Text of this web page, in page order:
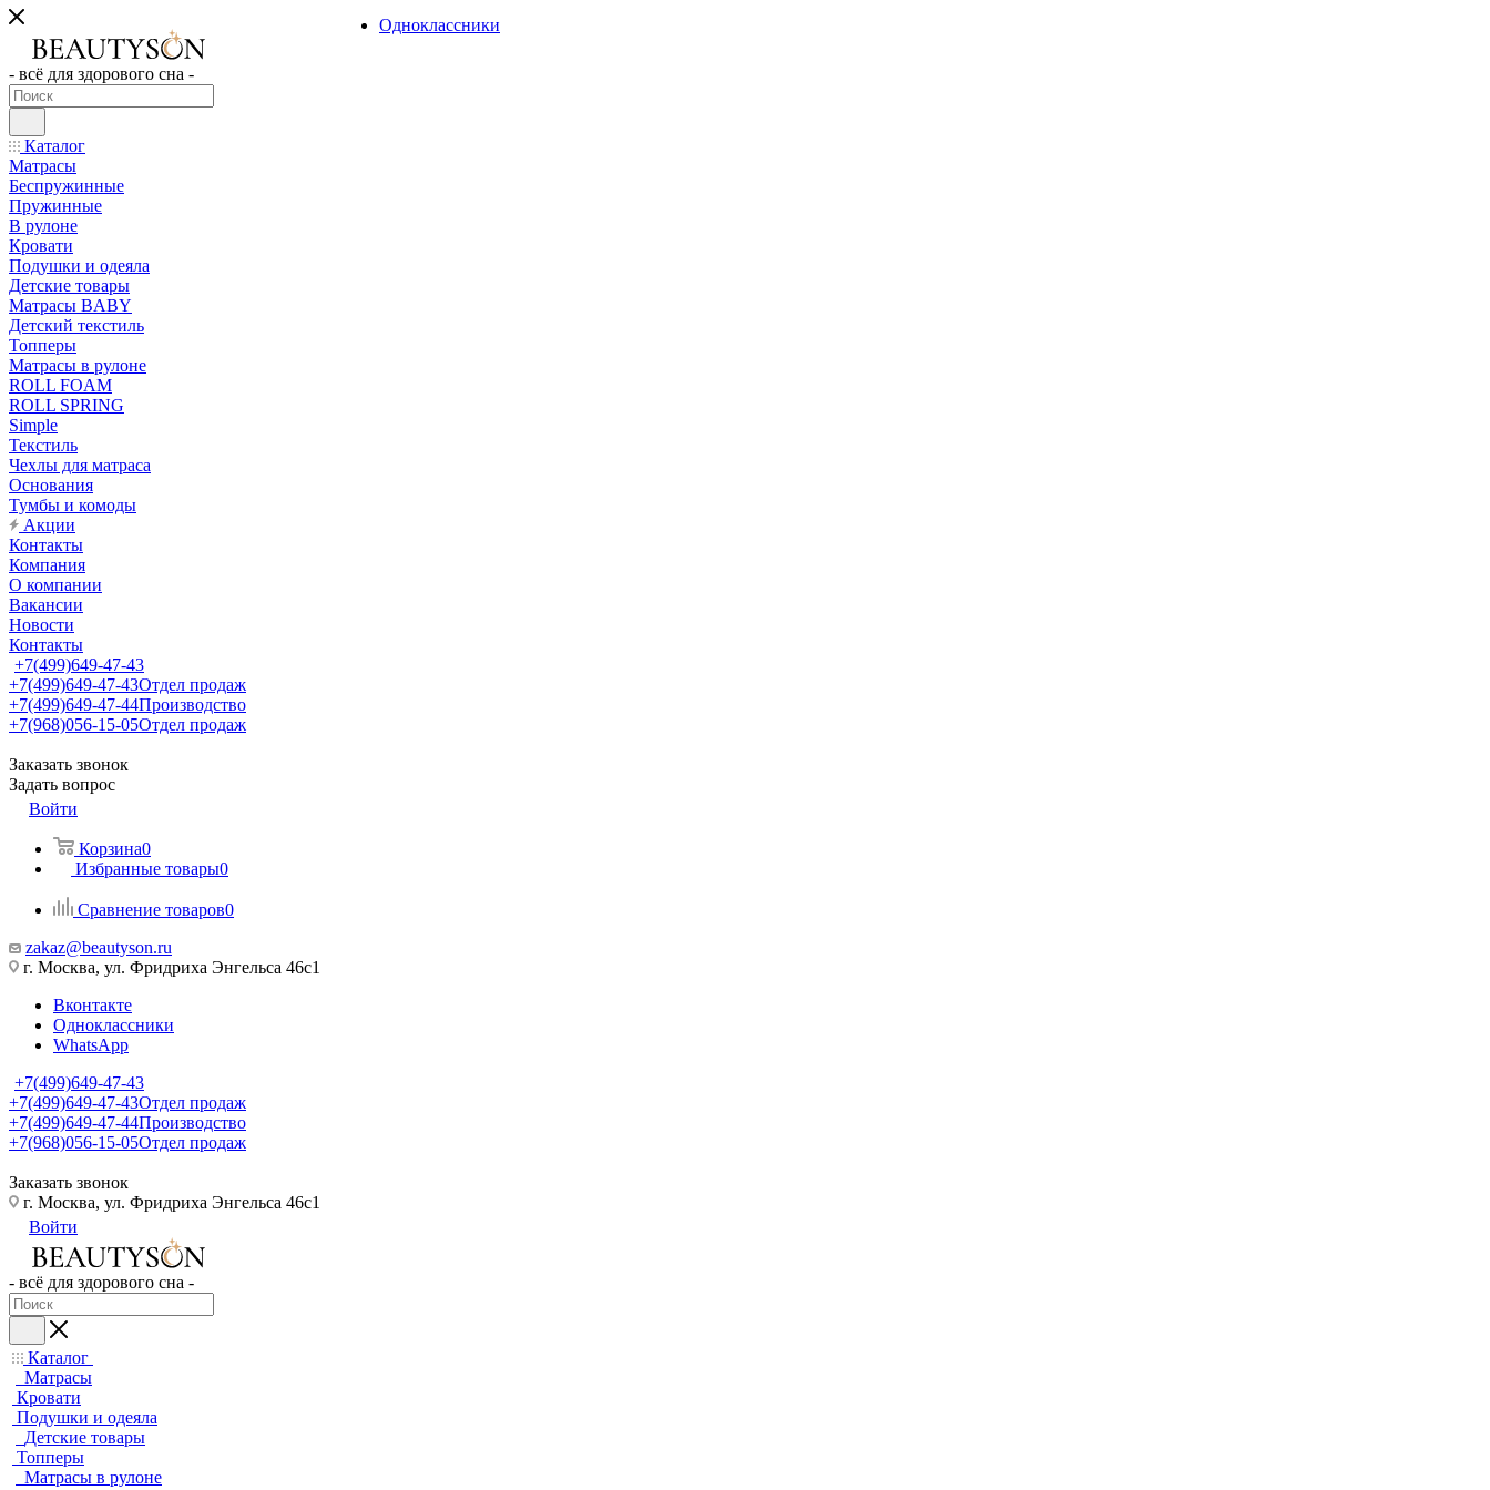
- всё для здорового сна -
Каталог
Матрасы
Беспружинные
Пружинные
В рулоне
Кровати
Подушки и одеяла
Детские товары
Матрасы BABY
Детский текстиль
Топперы
Матрасы в рулоне
ROLL FOAM
ROLL SPRING
Simple
Текстиль
Чехлы для матраса
Основания
Тумбы и комоды
Акции
Контакты
Компания
О компании
Вакансии
Новости
Контакты
+7(499)649-47-43
+7(499)649-47-43Отдел продаж
+7(499)649-47-44Производство
+7(968)056-15-05Отдел продаж
Заказать звонок
Задать вопрос
Войти
Корзина0
Избранные товары0
Сравнение товаров0
zakaz@beautyson.ru
г. Москва, ул. Фридриха Энгельса 46с1
Вконтакте
Одноклассники
WhatsApp
+7(499)649-47-43
+7(499)649-47-43Отдел продаж
+7(499)649-47-44Производство
+7(968)056-15-05Отдел продаж
Заказать звонок
Одноклассники
г. Москва, ул. Фридриха Энгельса 46с1
Войти
- всё для здорового сна -
Каталог
Матрасы
Кровати
Подушки и одеяла
Детские товары
Топперы
Матрасы в рулоне